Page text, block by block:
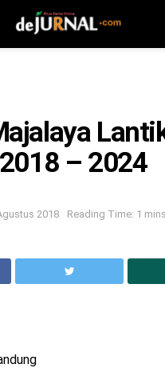
– 2024
2018 Reading Time: 1